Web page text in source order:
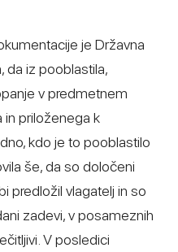
je Državna
da iz pooblastila,
v predmetnem
priloženega k
kdo je to pooblastilo
še, da so določeni
predložil vlagatelj in so
zadevi, v posameznih
V posledici